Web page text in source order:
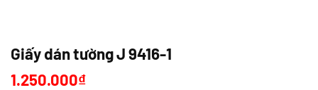
Giấy dán tường J 9416-1
1.250.000₫